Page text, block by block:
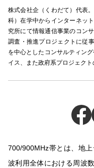
株式会社企（くわだて）代表
科）在学中からインターネッ
究所にて情報通信事業のコン
調査・推進プロジェクトに従
を中心としたコンサルティン
イス、また政府系プロジェクト
700/900MHz帯とは、地
波利用全体における周波